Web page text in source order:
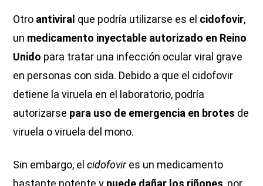
Otro antiviral que podría utilizarse es el cidofovir,
un medicamento inyectable autorizado en Reino
Unido para tratar una infección ocular viral grave
en personas con sida. Debido a que el cidofovir
detiene la viruela en el laboratorio, podría
autorizarse para uso de emergencia en brotes de
viruela o viruela del mono.
Sin embargo, elcidofovires un medicamento
bastante potente y puede dañar los riñones, por